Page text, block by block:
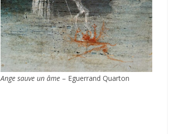
Ange sauve un âme – Eguerrand Quarton